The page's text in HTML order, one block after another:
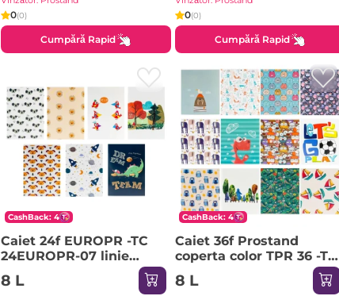
0(0)
Cumpără Rapid
0(0)
Cumpără Rapid
CashBack: 4
Caiet 24f EUROPR -TC
24EUROPR-07 linie
punct
8 L
CashBack: 4
Caiet 36f Prostand
coperta color TPR 36 -TC
1/12 01-linie mare
8 L